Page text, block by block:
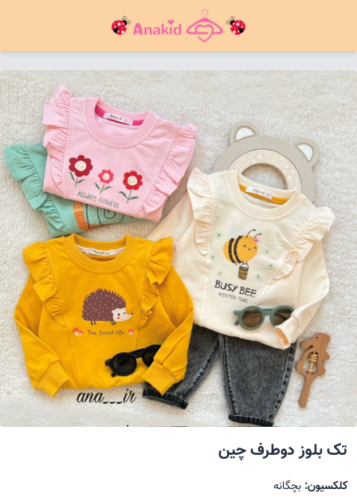
تک بلوز دوطرف چین
کلکسیون: بچگانه